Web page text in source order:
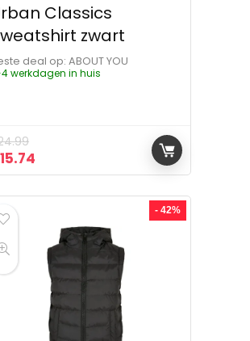
Classics
zwart
deal op:
ABOUT YOU
werkdagen in huis
prijs was: €24.99.
15.74 Huidige prijs is: €15.74.
- 42%